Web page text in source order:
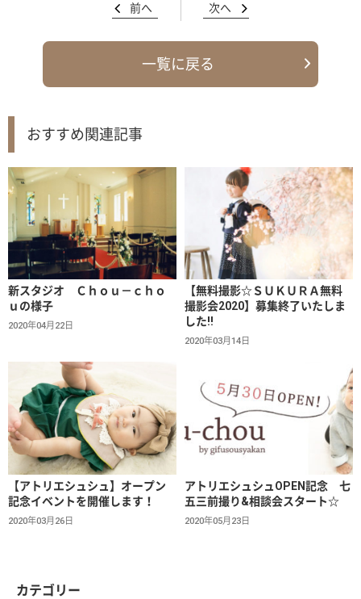
前へ 次へ
一覧に戻る
おすすめ関連記事
新スタジオ Ｃｈｏｕ－ｃｈｏ
ｕの様子
2020年04月22日
【無料撮影☆ＳＵＫＵＲＡ無料
撮影会2020】募集終了いたしま
した!!
2020年03月14日
【アトリエシュシュ】オープン
記念イベントを開催します！
2020年03月26日
アトリエシュシュOPEN記念 七
五三前撮り&相談会スタート☆
2020年05月23日
カテゴリー